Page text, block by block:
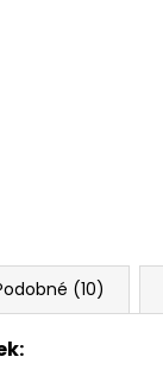
(10)